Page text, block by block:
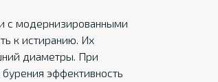
с модернизированными
к истиранию. Их
диаметры. При
эффективность